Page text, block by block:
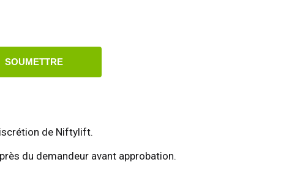
SOUMETTRE
de Niftylift.
du demandeur avant approbation.